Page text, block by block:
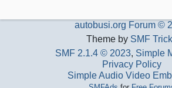
autobusi.org Forum ©
Theme by SMF
SMF 2.1.4 © 2023, Simple
Privacy Policy
Simple Audio Video